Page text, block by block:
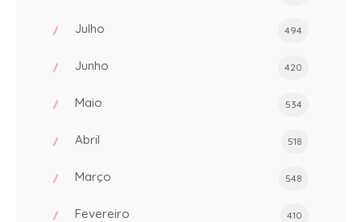
Julho 494
Junho 420
Maio 534
Abril 518
Março 548
Fevereiro 410